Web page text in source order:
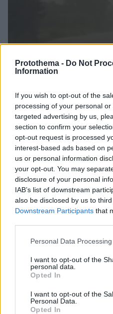
Protothema - Do Not
Information
If you wish to opt-out of the
processing of your personal
targeted advertising by us,
section to confirm your
opt-out request is processed
interest-based ads based on
us or personal information
your opt-out. You may
disclosure of your personal
IAB’s list of downstream
also be disclosed by us to
Downstream Participants that
Please note that this website/
not limited to your visit or
grant or deny consent to
use your data for below
consent section.
Personal Data
I want to opt-out of the
personal data.
Opted In
I want to opt-out of the
Personal Data.
Opted In
Η αφρικανική σκόνη
φωτογραφίες
Το χώμα και η σκόνη
πάντα με την ατμόσφαιρα
29.11.2021, 14:12